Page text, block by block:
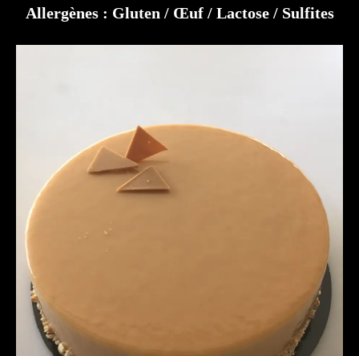
Allergènes : Gluten / Œuf / Lactose / Sulfites